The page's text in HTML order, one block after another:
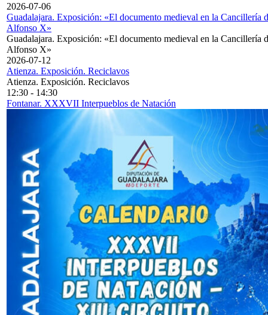
2026-07-06
Guadalajara. Exposición: «El documento medieval en la Cancillería
Alfonso X»
Guadalajara. Exposición: «El documento medieval en la Cancillería
Alfonso X»
2026-07-12
Atienza. Exposición. Reciclavos
Atienza. Exposición. Reciclavos
12:30 - 14:30
Fontanar. XXXVII Interpueblos de Natación